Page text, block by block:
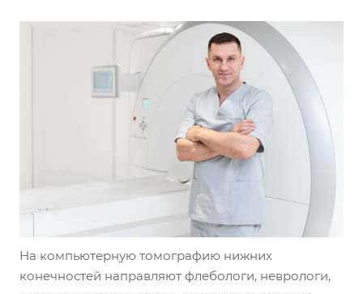
На компьютерную томографию нижних
конечностей направляют флебологи, неврологи,